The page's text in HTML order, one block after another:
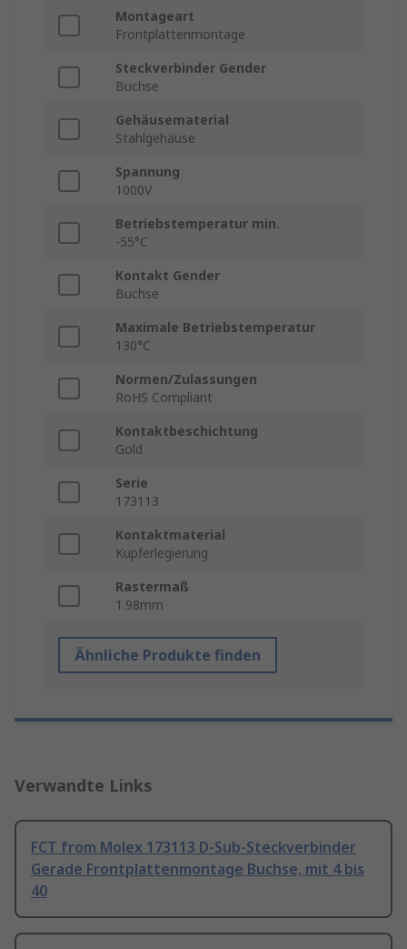
Montageart
Frontplattenmontage
Steckverbinder Gender
Buchse
Gehäusematerial
Stahlgehäuse
Spannung
1000V
Betriebstemperatur min.
-55°C
Kontakt Gender
Buchse
Maximale Betriebstemperatur
130°C
Normen/Zulassungen
RoHS Compliant
Kontaktbeschichtung
Gold
Serie
173113
Kontaktmaterial
Kupferlegierung
Rastermaß
1.98mm
Ähnliche Produkte finden
Verwandte Links
FCT from Molex 173113 D-Sub-Steckverbinder
Gerade Frontplattenmontage Buchse, mit 4 bis
40